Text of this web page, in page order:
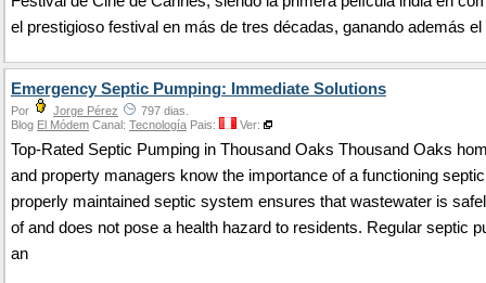
el prestigioso festival en más de tres décadas, ganando además el
Emergency Septic Pumping: Immediate Solutions
Por Jorge Pérez
797 dias.
Blog El Módem Canal: Tecnología Pais: Ver:
Top-Rated Septic Pumping in Thousand Oaks Thousand Oaks
and property managers know the importance of a functioning
properly maintained septic system ensures that wastewater is
of and does not pose a health hazard to residents. Regular septic
an